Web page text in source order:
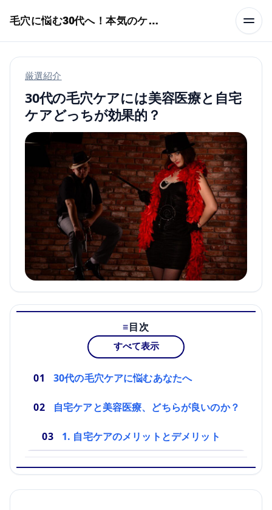
毛穴に悩む30代へ！本気のケア術特集
厳選紹介
30代の毛穴ケアには美容医療と自宅
ケアどっちが効果的？
目次
すべて表示
30代の毛穴ケアに悩むあなたへ
自宅ケアと美容医療、どちらが良いのか？
1. 自宅ケアのメリットとデメリット